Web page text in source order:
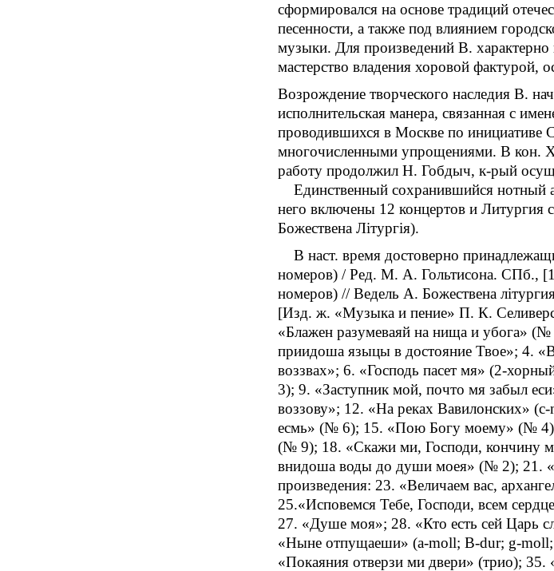
сформировался на основе традиций
песенности, а также под влиянием
музыки. Для произведений В. характерно
мастерство владения хоровой фактурой,
Возрождение творческого наследия В.
исполнительская манера, связанная с
проводившихся в Москве по инициативе
многочисленными упрощениями. В кон.
работу продолжил Н. Гобдыч, к-рый
Единственный сохранившийся
него включены 12 концертов и Литургия
Божествена Лiтургiя).
В наст. время достоверно
номеров) / Ред. М. А. Гольтисона. СПб.,
номеров) // Ведель А. Божествена
[Изд. ж. «Музыка и пение» П. К.
«Блажен разумеваяй на нища и убога»
приидоша языцы в достояние Твое»; 4.
воззвах»; 6. «Господь пасет мя» (2-
3); 9. «Заступник мой, почто мя забыл
воззову»; 12. «На реках Вавилонских»
есмь» (№ 6); 15. «Пою Богу моему» (№
(№ 9); 18. «Скажи ми, Господи, кончину
внидоша воды до души моея» (№ 2); 21.
произведения: 23. «Величаем вас,
25.«Исповемся Тебе, Господи, всем
27. «Душе моя»; 28. «Кто есть сей Царь
«Ныне отпущаеши» (a-moll; B-dur; g-
«Покаяния отверзи ми двери» (трио);